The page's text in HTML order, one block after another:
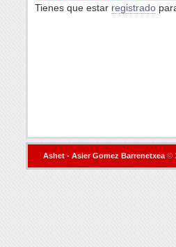
Tienes que estar registrado
Ashet - Asier Gomez Barrenetxea ©